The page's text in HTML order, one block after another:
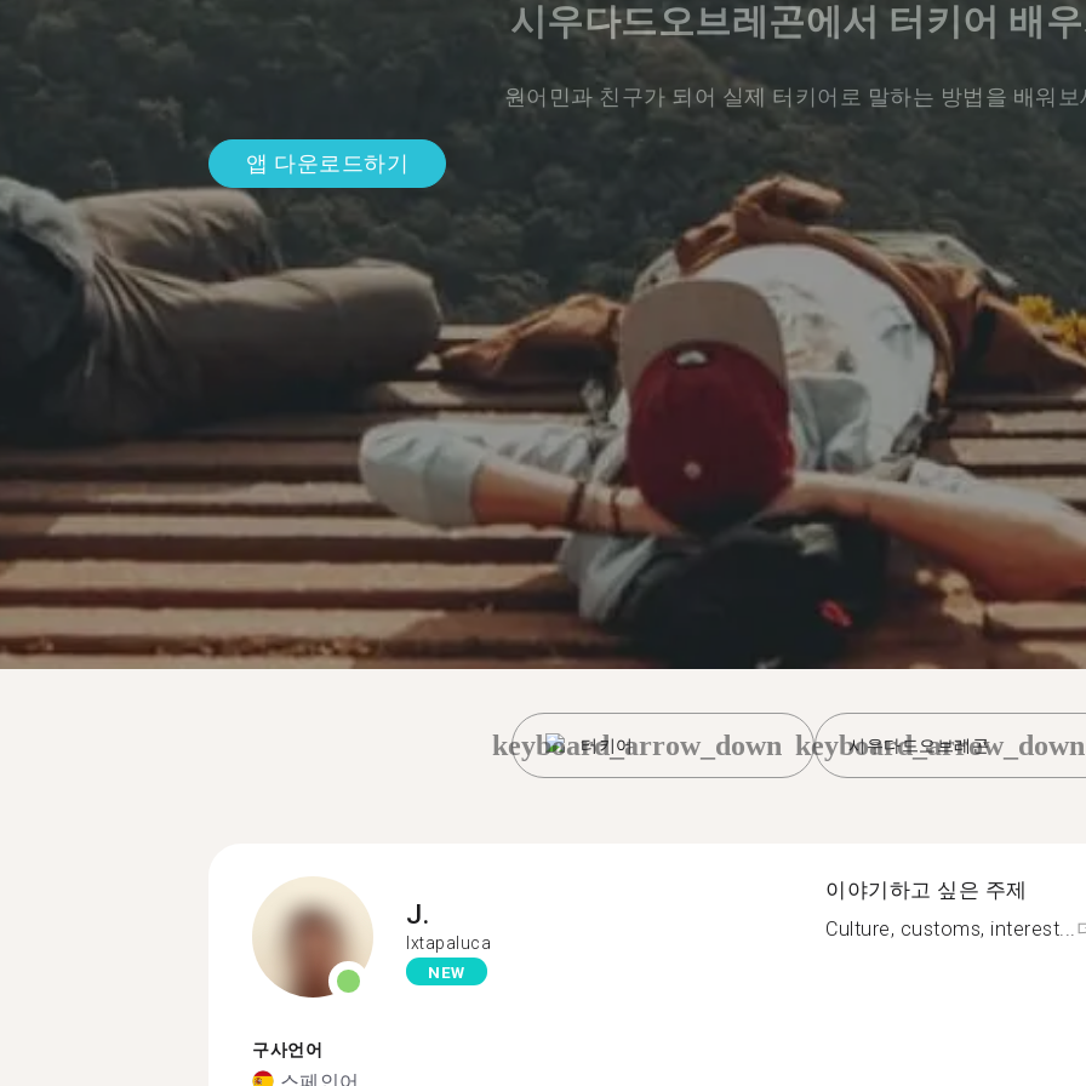
시우다드오브레곤에서 터키어 배
원어민과 친구가 되어 실제 터키어로 말하는 방법을 배워보
앱 다운로드하기
터키어
keyboard_arrow_down 시우다드오브레곤
keyboard_arrow_down
J.
Ixtapaluca
NEW
구사언어
스페인어
이야기하고 싶은 주제
Culture, customs, interest...